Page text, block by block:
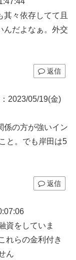
々依存してて且
んだよなぁ。外交
返信
2023/05/19(金)
係の方が強いイン
と。でも岸田は5
返信
資をしていま
れらの金利付き
ん